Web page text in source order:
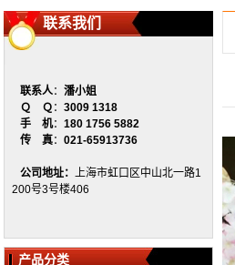
联系我们
联系人： 潘小姐
Ｑ Ｑ ： 3009 1318
手 机： 180 1756 5882
传 真： 021-65913736
公司地址： 上海市虹口区中山北一路1
200号3号楼406
产品分类